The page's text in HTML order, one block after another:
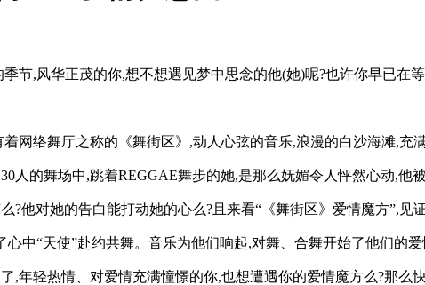
节,风华正茂的你,想不想遇见梦中思念的他(她)呢?也许你早已
网络舞厅之称的《舞街区》,动人心弦的音乐,浪漫的白沙海滩,
人的舞场中,跳着REGGAE舞步的她,是那么妩媚令人怦然心动,他
?他对她的告白能打动她的心么?且来看“《舞街区》爱情魔方”,见
心中“天使”赴约共舞。音乐为他们响起,对舞、合舞开始了他们的
,年轻热情、对爱情充满憧憬的你,也想遭遇你的爱情魔方么?那